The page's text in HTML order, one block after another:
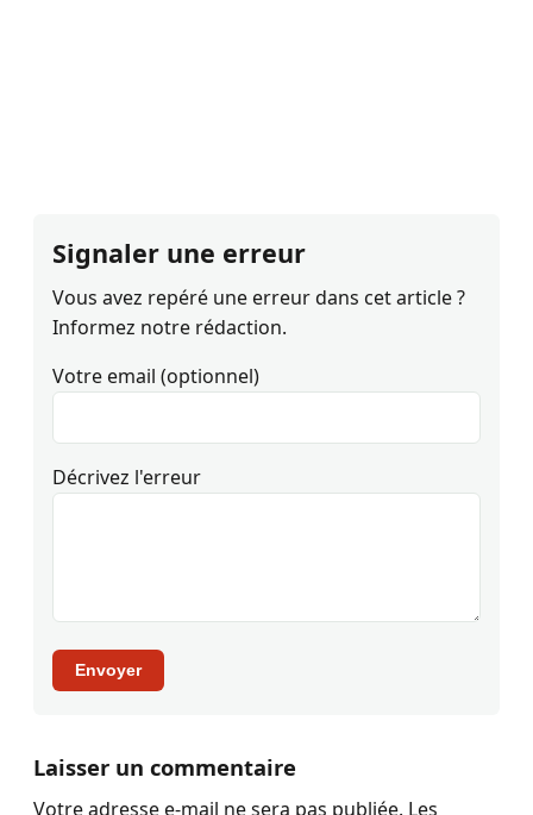
Signaler une erreur
Vous avez repéré une erreur dans cet article ?
Informez notre rédaction.
Votre email (optionnel)
Décrivez l'erreur
Envoyer
Laisser un commentaire
Votre adresse e-mail ne sera pas publiée. Les